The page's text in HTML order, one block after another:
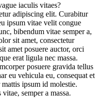
iaculis vitaes?
adipiscing elit. Curabitur
ipsum vitae velit congue
bibendum vitae semper a,
sit amet, consectetur
amet posuere auctor, orci
erat ligula nec massa.
posuere gravida tellus
eu vehicula eu, consequat et
ipsum id molestie.
semper a massa.